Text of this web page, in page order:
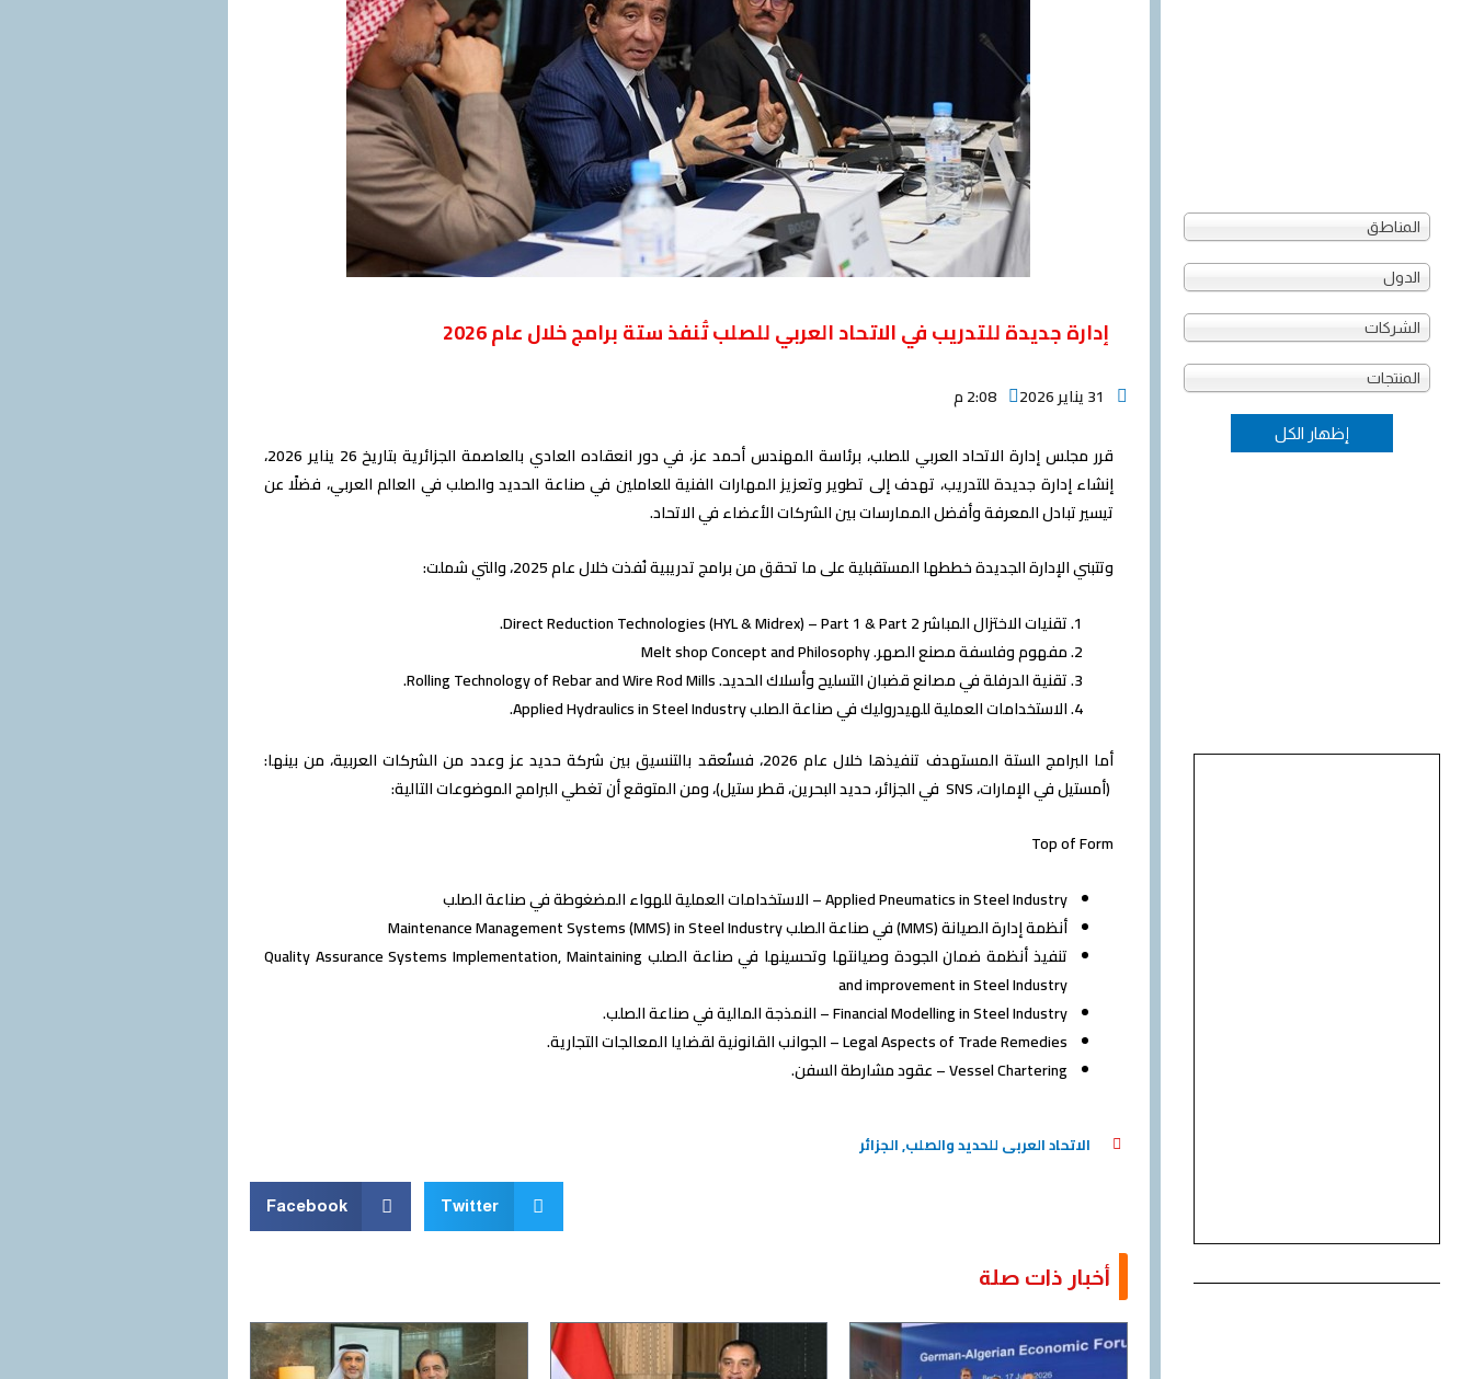
المناطق
الدول
الشركات
المنتجات
إدارة جديدة للتدريب في الاتحاد العربي للصلب تُنفذ ستة برامج خلال عام 2026
31 يناير 2026 2:08 م
قرر مجلس إدارة الاتحاد العربي للصلب، برئاسة المهندس أحمد عز، في دور انعقاده العادي بالعاصمة الجزائرية بتاريخ 26 يناير 2026،
إنشاء إدارة جديدة للتدريب، تهدف إلى تطوير وتعزيز المهارات الفنية للعاملين في صناعة الحديد والصلب في العالم العربي، فضلًا عن
تيسير تبادل المعرفة وأفضل الممارسات بين الشركات الأعضاء في الاتحاد.
وتتبني الإدارة الجديدة خططها المستقبلية على ما تحقق من برامج تدريبية نُفذت خلال عام 2025، والتي شملت:
تقنيات الاختزال المباشر Direct Reduction Technologies (HYL & Midrex) – Part 1 & Part 2.
مفهوم وفلسفة مصنع الصهر. Melt shop Concept and Philosophy
تقنية الدرفلة في مصانع قضبان التسليح وأسلاك الحديد. Rolling Technology of Rebar and Wire Rod Mills.
الاستخدامات العملية للهيدروليك في صناعة الصلب Applied Hydraulics in Steel Industry.
أما البرامج الستة المستهدف تنفيذها خلال عام 2026، فستُعقد بالتنسيق بين شركة حديد عز وعدد من الشركات العربية، من بينها:
(أمستيل في الإمارات، SNS في الجزائر، حديد البحرين، قطر ستيل)، ومن المتوقع أن تغطي البرامج الموضوعات التالية:
Top of Form
Applied Pneumatics in Steel Industry – الاستخدامات العملية للهواء المضغوطة في صناعة الصلب
أنظمة إدارة الصيانة (MMS) في صناعة الصلب Maintenance Management Systems (MMS) in Steel Industry
تنفيذ أنظمة ضمان الجودة وصيانتها وتحسينها في صناعة الصلب Quality Assurance Systems Implementation, Maintaining
and improvement in Steel Industry
Financial Modelling in Steel Industry – النمذجة المالية في صناعة الصلب.
Legal Aspects of Trade Remedies – الجوانب القانونية لقضايا المعالجات التجارية.
Vessel Chartering – عقود مشارطة السفن.
الاتحاد العربى للحديد والصلب,الجزائر
Twitter
Facebook
أخبار ذات صلة